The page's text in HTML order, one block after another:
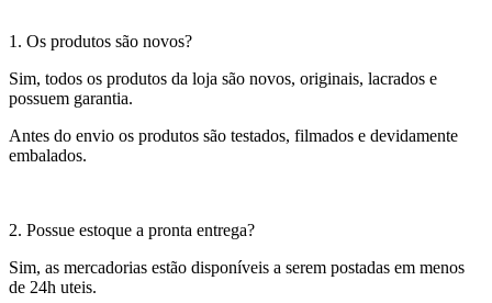
1. Os produtos são novos?
Sim, todos os produtos da loja são novos, originais, lacrados e
possuem garantia.
Antes do envio os produtos são testados, filmados e devidamente
embalados.
2. Possue estoque a pronta entrega?
Sim, as mercadorias estão disponíveis a serem postadas em menos
de 24h uteis.